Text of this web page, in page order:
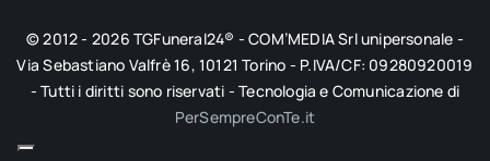
© 2012 - 2026 TGFuneral24® - COM’MEDIA Srl unipersonale -
Via Sebastiano Valfrè 16, 10121 Torino - P.IVA/CF: 09280920019
- Tutti i diritti sono riservati - Tecnologia e Comunicazione di
PerSempreConTe.it